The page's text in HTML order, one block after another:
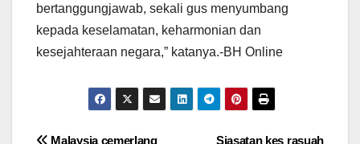
bertanggungjawab, sekali gus menyumbang
kepada keselamatan, keharmonian dan
kesejahteraan negara,” katanya.-BH Online
Siasatan kes rasuah
Malaysia cemerlang